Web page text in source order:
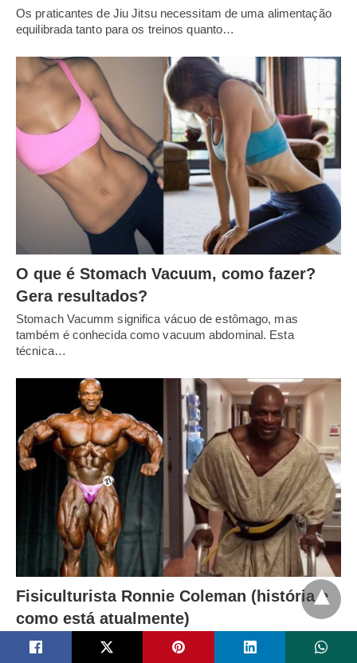
Os praticantes de Jiu Jitsu necessitam de uma alimentação
equilibrada tanto para os treinos quanto…
O que é Stomach Vacuum, como fazer?
Gera resultados?
Stomach Vacumm significa vácuo de estômago, mas
também é conhecida como vacuum abdominal. Esta
técnica…
Fisiculturista Ronnie Coleman (história e
como está atualmente)
Ronnie Coleman é um homem que buscou no fisiculturismo
uma transformação de vida, que lhe…